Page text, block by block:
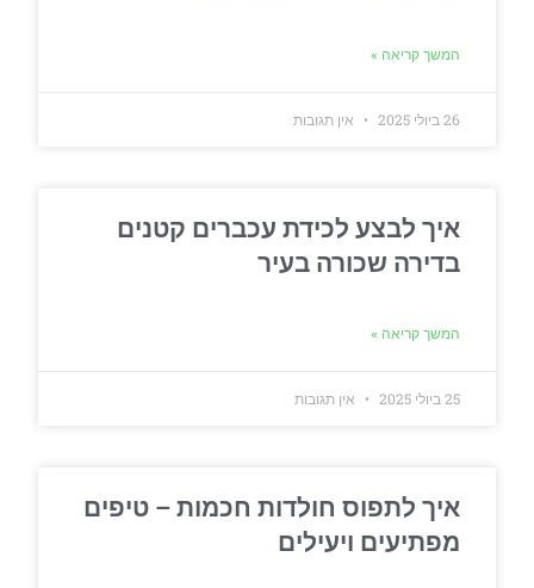
המשך קריאה »
26 ביולי 2025 אין תגובות
איך לבצע לכידת עכברים קטנים
בדירה שכורה בעיר
המשך קריאה »
25 ביולי 2025 אין תגובות
איך לתפוס חולדות חכמות – טיפים
מפתיעים ויעילים